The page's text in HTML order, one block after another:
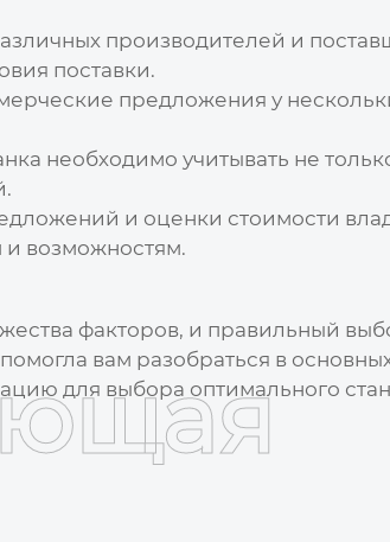
производителей и
поставки.
предложения у
необходимо учитывать не
и оценки стоимости
и возможностям.
факторов, и правильный
вам разобраться в
для выбора оптимального